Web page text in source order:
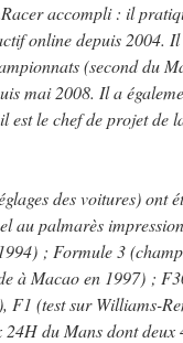
accompli : il
online depuis 2004.
(second du
mai 2008. Il a
est le chef de projet de
des voitures) ont
au palmarès
; Formule 3
à Macao en 1997) ;
F1 (test sur Williams-
du Mans dont deux